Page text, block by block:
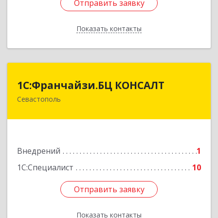
Отправить заявку
Показать контакты
Отправить заявку
Назад
1С:Франчайзи.БЦ КОНСАЛТ
Севастополь
Внедрений
1
1С:Специалист
10
Отправить заявку
Показать контакты
1С:Франчайзи.БЦ КОНСАЛТ
299029, Севастополь г, Соловьева ул, дом № 4,
Отправить заявку
Назад